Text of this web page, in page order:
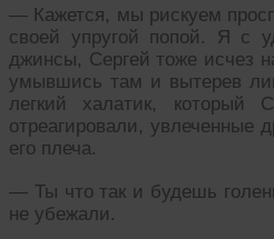
— Кажется, мы рискуем
своей упругой попой. Я с
джинсы, Сергей тоже исчез
умывшись там и вытерев
легкий халатик,
отреагировали, увлеченные
его плеча.
— Ты что так и будешь
не убежали.